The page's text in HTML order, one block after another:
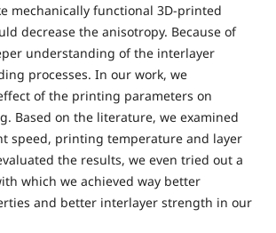
mechanically functional 3D-printed
decrease the anisotropy. Because of
understanding of the interlayer
processes. In our work, we
of the printing parameters on
Based on the literature, we examined
speed, printing temperature and layer
the results, we even tried out a
which we achieved way better
and better interlayer strength in our